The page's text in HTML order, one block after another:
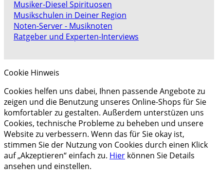
Musiker-Diesel Spirituosen
Musikschulen in Deiner Region
Noten-Server - Musiknoten
Ratgeber und Experten-Interviews
Cookie Hinweis
Cookies helfen uns dabei, Ihnen passende Angebote zu
zeigen und die Benutzung unseres Online-Shops für Sie
komfortabler zu gestalten. Außerdem unterstüzen uns
Cookies, technische Probleme zu beheben und unsere
Website zu verbessern. Wenn das für Sie okay ist,
stimmen Sie der Nutzung von Cookies durch einen Klick
auf „Akzeptieren“ einfach zu. Hier können Sie Details
ansehen und einstellen.